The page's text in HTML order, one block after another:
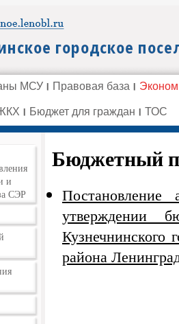
МСУ Правовая база
Бюджет для граждан ТОС
и
СЭР
Бюджетный
утверждении
Кузнечнинского
района